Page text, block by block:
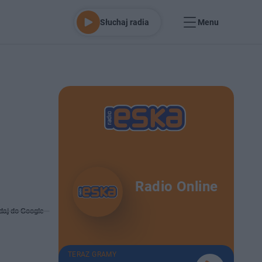
Słuchaj radia Menu
do Google
Radio Online
TERAZ GRAMY